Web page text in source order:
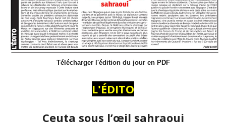
Télécharger l'édition du jour en PDF
L'ÉDITO
Ceuta sous l’œil sahraoui